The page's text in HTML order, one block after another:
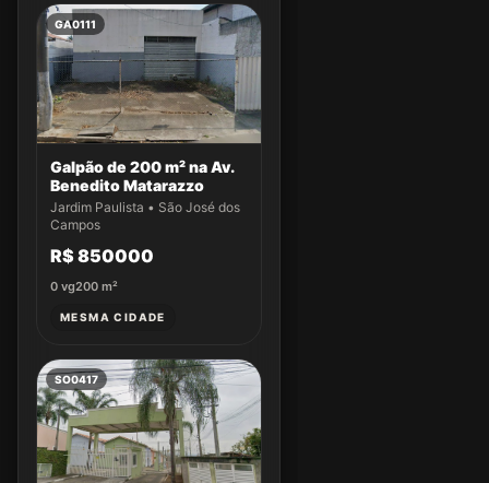
GA0111
Galpão de 200 m² na Av.
Benedito Matarazzo
Jardim Paulista • São José dos
Campos
R$ 850000
0 vg200 m²
MESMA CIDADE
SO0417